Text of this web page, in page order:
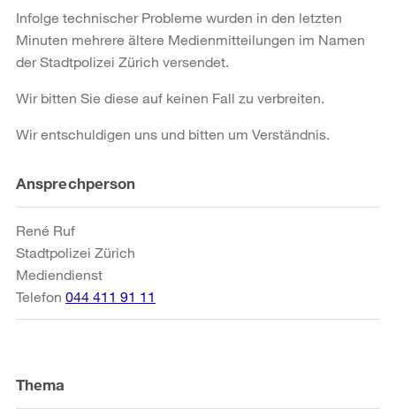
Infolge technischer Probleme wurden in den letzten
Minuten mehrere ältere Medienmitteilungen im Namen
der Stadtpolizei Zürich versendet.
Wir bitten Sie diese auf keinen Fall zu verbreiten.
Wir entschuldigen uns und bitten um Verständnis.
Weitere
Informationen
Ansprechperson
René Ruf
Stadtpolizei Zürich
Mediendienst
Telefon 044 411 91 11
Thema